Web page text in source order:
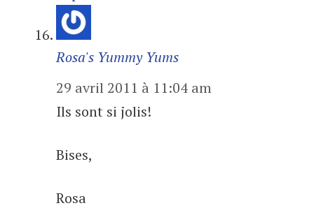
Rosa's Yummy Yums
29 avril 2011 à 11:04 am
Ils sont si jolis!
Bises,
Rosa